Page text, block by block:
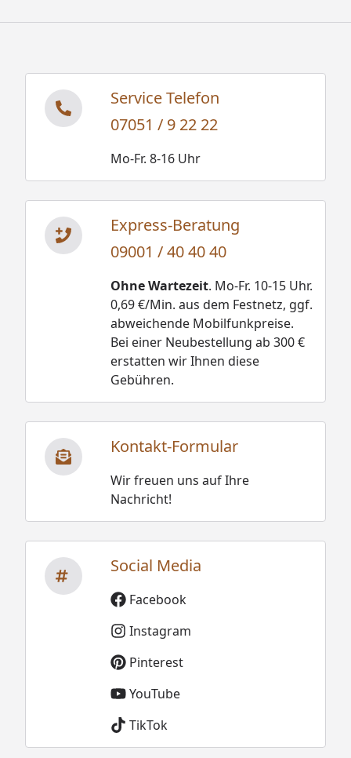
Service Telefon
07051 / 9 22 22
Mo-Fr. 8-16 Uhr
Express-Beratung
09001 / 40 40 40
Ohne Wartezeit. Mo-Fr. 10-15 Uhr.
0,69 €/Min. aus dem Festnetz, ggf.
abweichende Mobilfunkpreise.
Bei einer Neubestellung ab 300 €
erstatten wir Ihnen diese
Gebühren.
Kontakt-Formular
Wir freuen uns auf Ihre
Nachricht!
Social Media
Facebook
Instagram
Pinterest
YouTube
TikTok